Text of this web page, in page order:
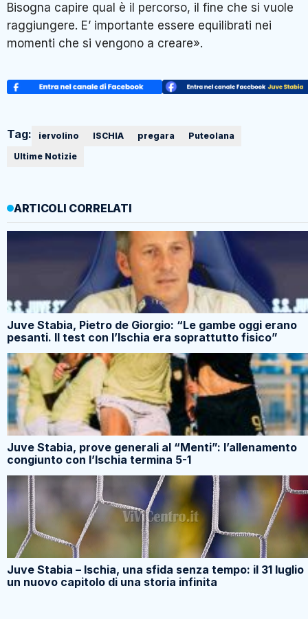
Bisogna capire qual è il percorso, il fine che si vuole
raggiungere. E’ importante essere equilibrati nei
momenti che si vengono a creare».
Tag: iervolino ISCHIA pregara
Puteolana
Ultime Notizie
ARTICOLI CORRELATI
Juve Stabia, Pietro de Giorgio: “Le gambe oggi erano
pesanti. Il test con l’Ischia era soprattutto fisico”
Juve Stabia, prove generali al “Menti”: l’allenamento
congiunto con l’Ischia termina 5-1
Juve Stabia – Ischia, una sfida senza tempo: il 31 luglio
un nuovo capitolo di una storia infinita